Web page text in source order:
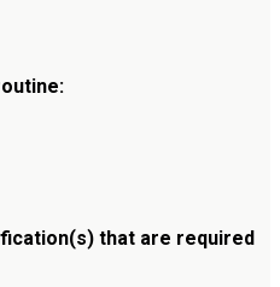
that are required